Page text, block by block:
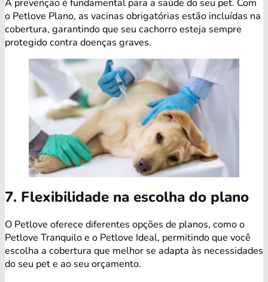
A prevenção é fundamental para a saúde do seu pet. Com
o Petlove Plano, as vacinas obrigatórias estão incluídas na
cobertura, garantindo que seu cachorro esteja sempre
protegido contra doenças graves.
7. Flexibilidade na escolha do plano
O Petlove oferece diferentes opções de planos, como o
Petlove Tranquilo e o Petlove Ideal, permitindo que você
escolha a cobertura que melhor se adapta às necessidades
do seu pet e ao seu orçamento.